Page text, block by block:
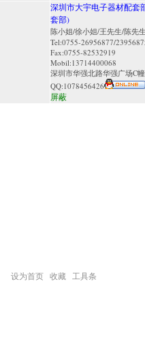
深圳市大宇电子器材配套
套部)
陈小姐/徐小姐/王先生/陈先生
Tel:0755-26956877/
Fax:0755-82532919
Mobil:13714400068
深圳市华强北路华强广场C
QQ: 1078456426
屏蔽
设为首页 收藏 工具条